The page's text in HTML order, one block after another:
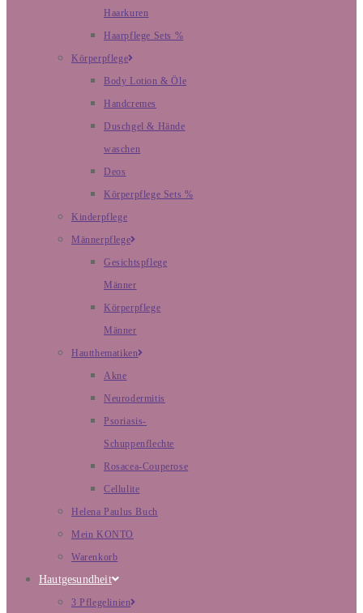
Haarkuren
Haarpflege Sets %
Körperpflege
Body Lotion & Öle
Handcremes
Duschgel & Hände
waschen
Deos
Körperpflege Sets %
Kinderpflege
Männerpflege
Gesichtspflege
Männer
Körperpflege
Männer
Hautthematiken
Akne
Neurodermitis
Psoriasis-
Schuppenflechte
Rosacea-Couperose
Cellulite
Helena Paulus Buch
Mein KONTO
Warenkorb
Hautgesundheit
3 Pflegelinien